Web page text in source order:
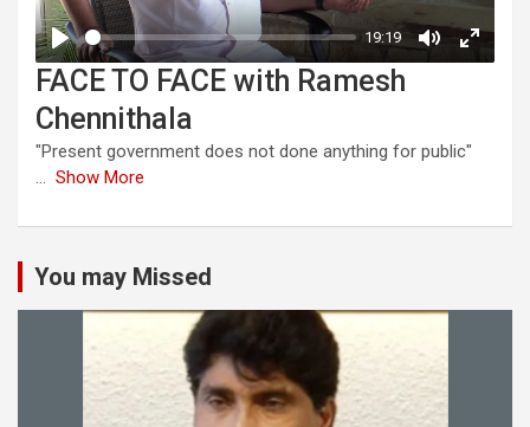
FACE TO FACE with Ramesh
Chennithala
"Present government does not done anything for public"
... Show More
You may Missed